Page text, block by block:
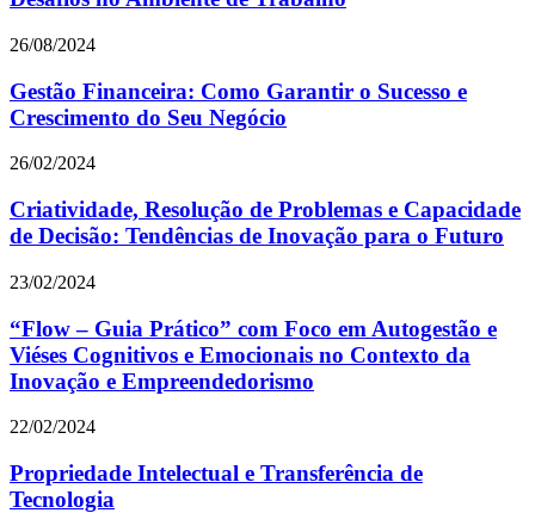
26/08/2024
Gestão Financeira: Como Garantir o Sucesso e
Crescimento do Seu Negócio
26/02/2024
Criatividade, Resolução de Problemas e Capacidade
de Decisão: Tendências de Inovação para o Futuro
23/02/2024
“Flow – Guia Prático” com Foco em Autogestão e
Viéses Cognitivos e Emocionais no Contexto da
Inovação e Empreendedorismo
22/02/2024
Propriedade Intelectual e Transferência de
Tecnologia